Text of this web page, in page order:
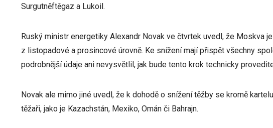
Surgutněftěgaz a Lukoil.
Ruský ministr energetiky Alexandr Novak ve čtvrtek uvedl, že Moskva
z listopadové a prosincové úrovně. Ke snížení mají přispět všechny
podrobnější údaje ani nevysvětlil, jak bude tento krok technicky
Novak ale mimo jiné uvedl, že k dohodě o snížení těžby se kromě
těžaři, jako je Kazachstán, Mexiko, Omán či Bahrajn.